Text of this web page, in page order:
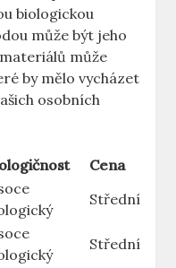
biologickou
může být jeho
může
by mělo vycházet
osobních
Cena
Střední
Střední